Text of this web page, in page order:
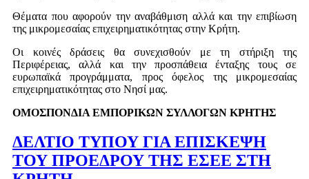
Θέματα που αφορούν την αναβάθμιση αλλά και την επιβίωση
της μικρομεσαίας επιχειρηματικότητας στην Κρήτη.
Οι κοινές δράσεις θα συνεχισθούν με τη στήριξη της
Περιφέρειας, αλλά και την προσπάθεια ένταξης τους σε
ευρωπαϊκά προγράμματα, προς όφελος της μικρομεσαίας
επιχειρηματικότητας στο Νησί μας.
ΟΜΟΣΠΟΝΔΙΑ ΕΜΠΟΡΙΚΩΝ ΣΥΛΛΟΓΩΝ ΚΡΗΤΗΣ
ΔΕΛΤΙΟ ΤΥΠΟΥ ΓΙΑ ΕΠΙΣΚΕΨΗ
ΤΟΥ ΠΡΟΕΔΡΟΥ ΤΗΣ ΕΣΕΕ ΣΤΗ